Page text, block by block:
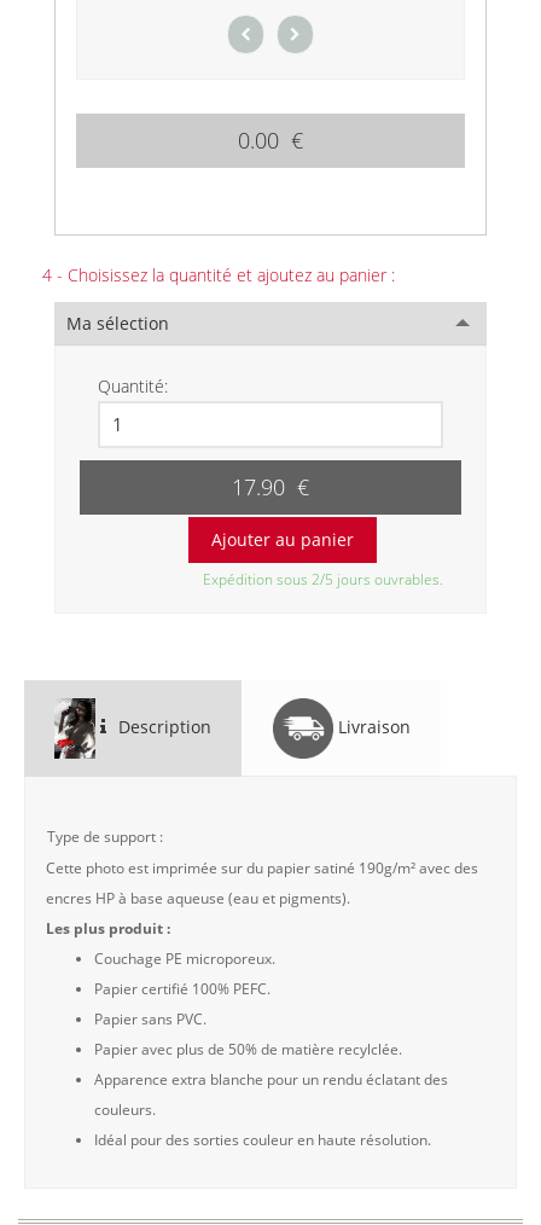
0.00 €
4 - Choisissez la quantité et ajoutez au panier :
Ma sélection
Quantité:
17.90 €
Expédition sous 2/5 jours ouvrables.
Description Livraison
Type de support :
Cette photo est imprimée sur du papier satiné 190g/m² avec des
encres HP à base aqueuse (eau et pigments).
Les plus produit :
Couchage PE microporeux.
Papier certifié 100% PEFC.
Papier sans PVC.
Papier avec plus de 50% de matière recylclée.
Apparence extra blanche pour un rendu éclatant des
couleurs.
Idéal pour des sorties couleur en haute résolution.